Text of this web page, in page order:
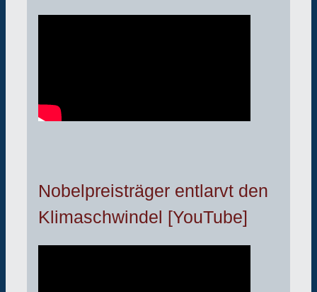
Nobelpreisträger entlarvt den
Klimaschwindel [YouTube]